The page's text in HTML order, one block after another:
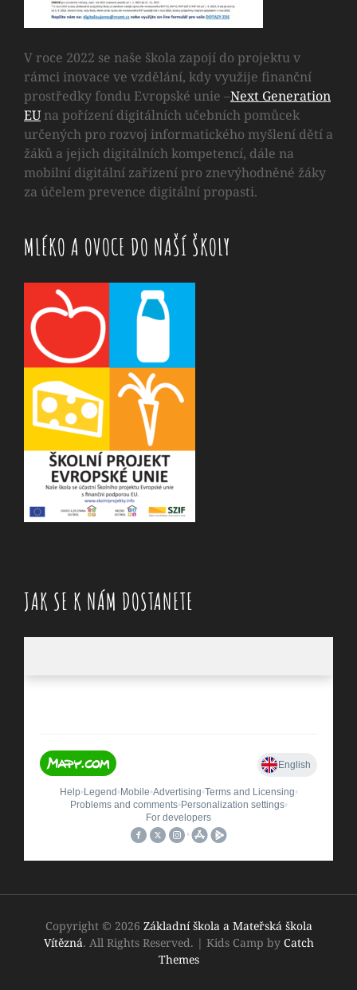
V roce 2022 se naše škola zapojí do projektu v
rámci inovace ve vzdělání, kdy využije finanční
prostředky fondu Evropské unie –Next Generation
EUna pořízení digitálních učebních pomůcek
určených pro rozvoj informatického myšlení dětí a
žáků a jejich digitálních kompetencí, dále na
mobilní digitální zařízení pro znevýhodněné žáky
za účelem prevence digitální propasti.
MLÉKO A OVOCE DO NAŠÍ ŠKOLY
JAK SE K NÁM DOSTANETE
Copyright © 2026 Základní škola a Mateřská škola
Vítězná. All Rights Reserved. | Kids Camp by Catch
Themes